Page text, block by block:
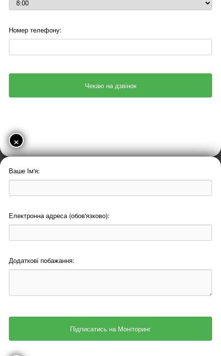
Номер телефону:
×
Ваше Ім'я:
Електронна адреса (обов'язково):
Додаткові побажання: